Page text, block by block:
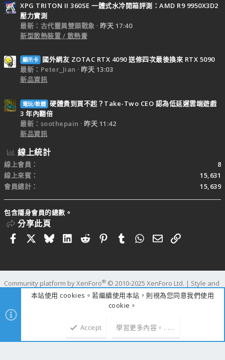
XPG TRITON II 360SE 一體式水冷開箱評測：AMD R9 9950X3D2
壓力實測
最新：古代靈異雙頭戰象
昨天 17:40
新型散熱裝置 / 散熱膏
顯示卡
國外網友 ZOTAC RTX 4090 送修四次最後換來 RTX 5090
最新：Peter_Jian
昨天 13:03
新品資訊
電玩/軟體 硬體貴到買不起？Take-Two CEO 認為低延遲雲端遊戲
3 年內翻倍
最新：soothepain
昨天 11:42
新品資訊
線上統計
線上會員
8
線上來賓
15,631
會員總計
15,639
包含隱身會員的總數。
分享此頁
FacebookBlueskyLinkedIn
RedditPinterestTumblrWhatsApp
電子郵件
連結
Community platform by XenForo® © 2010-2025 XenForo Ltd. | Style and
add-ons by ThemeHouse
時間 1.1420s
本站使用 cookies。若繼續使用本站，則視為您同意我們使用
cookie。
Accept 學習更多內容。……